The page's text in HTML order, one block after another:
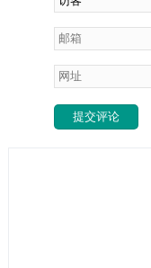
提交评论